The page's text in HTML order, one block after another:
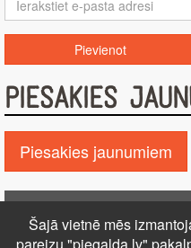
PIESAKIES
Piesakies jaunumiem
Kontakti Reklāma
Šajā vietnē mēs